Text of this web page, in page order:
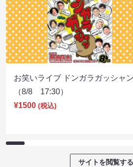
お笑いライブ ドンガラガッシャン
（8/8 17:30）
¥1500 (税込)
サイトを閲覧する